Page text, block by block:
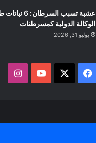
عشبة تسبب
الوكالة الدولية كمسرطنات
يوليو 31, 2026